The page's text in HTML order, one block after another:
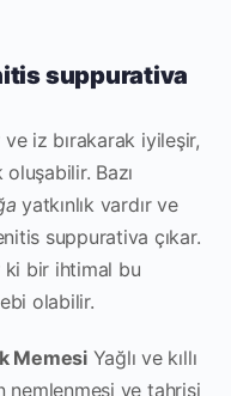
suppurativa
ve iz bırakarak iyileşir,
Bazı
yatkınlık vardır ve
suppurativa çıkar.
bir ihtimal bu
olabilir.
MemesiYağlı ve kıllı
nemlenmesi ve tahrişi